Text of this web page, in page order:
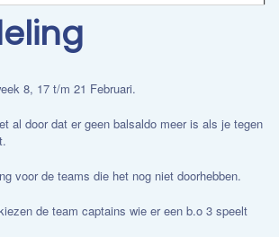
8, 17 t/m 21 Februari.
al door dat er geen balsaldo meer is als je tegen
voor de teams die het nog niet doorhebben.
de team captains wie er een b.o 3 speelt